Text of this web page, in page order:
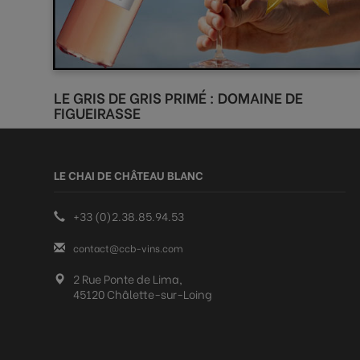
LE GRIS DE GRIS PRIMÉ : DOMAINE DE
FIGUEIRASSE
LE CHAI DE CHÂTEAU BLANC
+33 (0)2.38.85.94.53
contact@ccb-vins.com
2 Rue Ponte de Lima,
45120 Châlette-sur-Loing